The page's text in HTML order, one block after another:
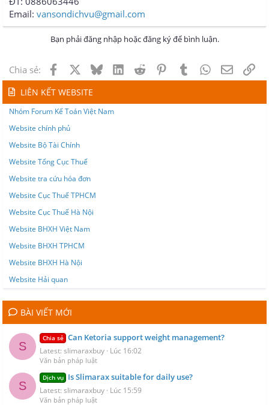
Email: vansondichvu@gmail.com
Bạn phải đăng nhập hoặc đăng ký để bình luận.
Chia sẻ: Facebook BlueskyLinkedInReddit PinterestTumblrWhatsApp
Email
LIÊN KẾT WEBSITE
Nhóm Forum Kế Toán Việt Nam
Website chính phủ
Website Bộ Tài Chính
Website Tổng Cục Thuế
Website tra cứu hóa đơn
Website Cục Thuế TPHCM
Website Cục Thuế Hà Nội
Website BHXH Việt Nam
Website BHXH TPHCM
Website BHXH Hà Nội
Website Hải quan
BÀI VIẾT MỚI
S
Chia sẻ Can Ketoria support weight management?
Latest: slimaraxbuy Lúc 16:02
Văn bản pháp luật
S
Dịch vụ Is Slimarax suitable for daily use?
Latest: slimaraxbuy Lúc 15:59
Văn bản pháp luật